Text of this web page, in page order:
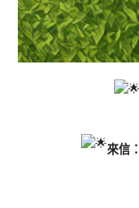
來信：